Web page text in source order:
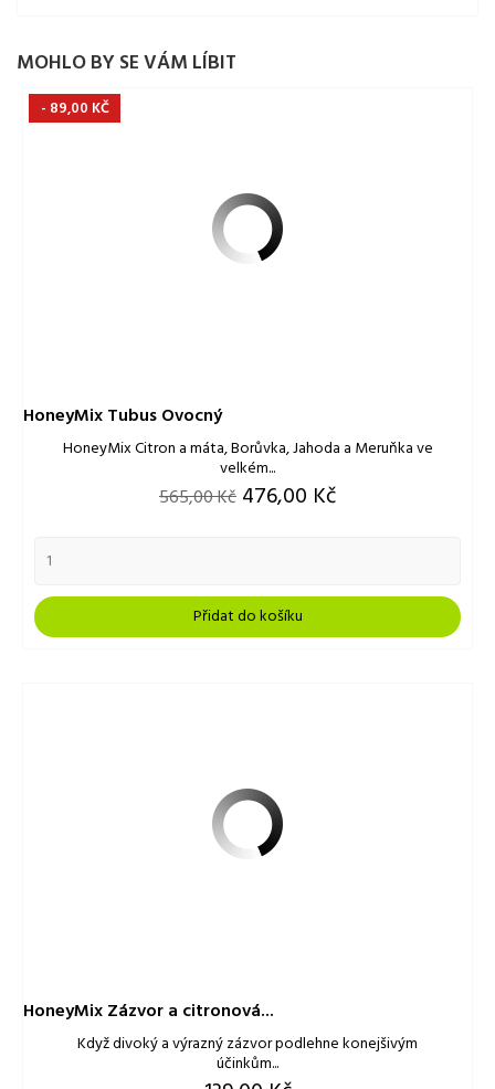
MOHLO BY SE VÁM LÍBIT
HoneyMix Tubus Ovocný
HoneyMix Citron a máta, Borůvka, Jahoda a Meruňka ve
velkém...
Běžná
565,00 Kč Cena
476,00 Kč
Přidat do košíku
- 89,00 KČ
HoneyMix Zázvor a citronová...
Když divoký a výrazný zázvor podlehne konejšivým
účinkům...